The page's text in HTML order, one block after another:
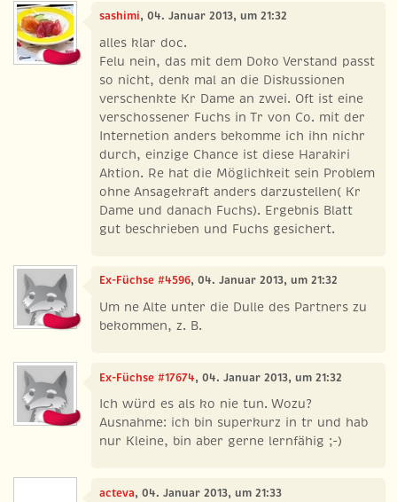
sashimi, 04. Januar 2013, um 21:32
alles klar doc.
Felu nein, das mit dem Doko Verstand passt
so nicht, denk mal an die Diskussionen
verschenkte Kr Dame an zwei. Oft ist eine
verschossener Fuchs in Tr von Co. mit der
Internetion anders bekomme ich ihn nichr
durch, einzige Chance ist diese Harakiri
Aktion. Re hat die Möglichkeit sein Problem
ohne Ansagekraft anders darzustellen( Kr
Dame und danach Fuchs). Ergebnis Blatt
gut beschrieben und Fuchs gesichert.
Ex-Füchse #4596, 04. Januar 2013, um 21:32
Um ne Alte unter die Dulle des Partners zu
bekommen, z. B.
Ex-Füchse #17674, 04. Januar 2013, um 21:32
Ich würd es als ko nie tun. Wozu?
Ausnahme: ich bin superkurz in tr und hab
nur Kleine, bin aber gerne lernfähig ;-)
acteva, 04. Januar 2013, um 21:33